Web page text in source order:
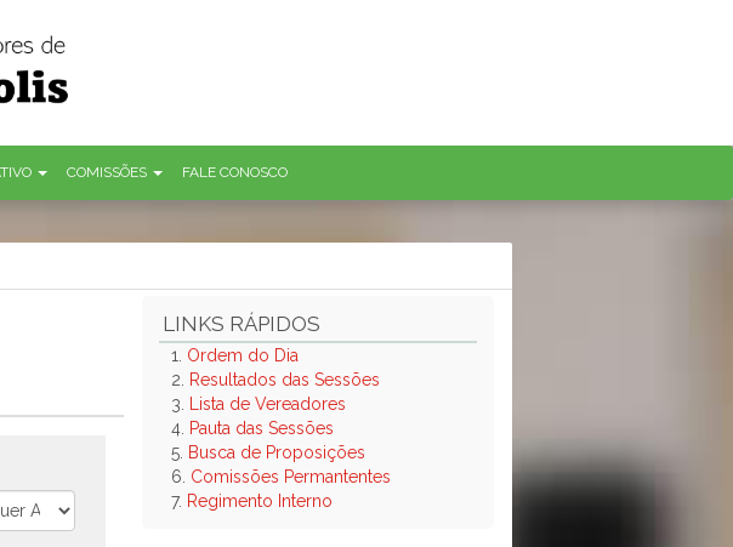
COMISSÕES FALE CONOSCO
LINKS RÁPIDOS
1. Ordem do Dia
2.
Resultados das Sessões
3.
Lista de Vereadores
4. Pauta das Sessões
5. Busca de Proposições
6. Comissões Permantentes
7. Regimento Interno